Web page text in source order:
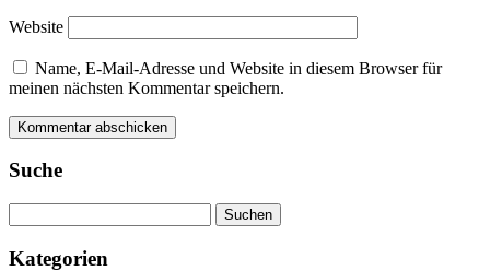
Website
Name, E-Mail-Adresse und Website in diesem Browser für
meinen nächsten Kommentar speichern.
Suche
nach:
Kategorien